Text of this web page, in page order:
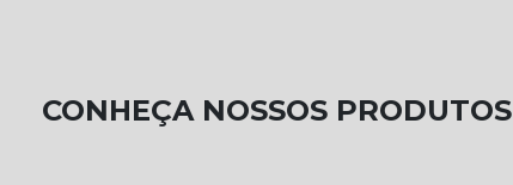
CONHEÇA NOSSOS PRODUTOS